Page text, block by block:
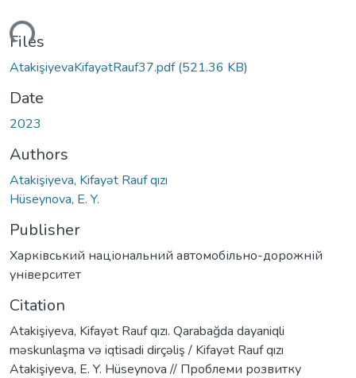
Files
AtakişiyevaKifayətRauf37.pdf(521.36 KB)
Date
2023
Authors
Atakişiyeva, Kifayət Rauf qızı
Hüseynova, E. Y.
Publisher
Харківський національний автомобільно-дорожній
університет
Citation
Atakişiyeva, Kifayət Rauf qızı. Qarabağda dayaniqli
məskunlaşma və iqtisadi dirçəliş / Kifayət Rauf qızı
Atakişiyeva, E. Y. Hüseynova // Проблеми розвитку